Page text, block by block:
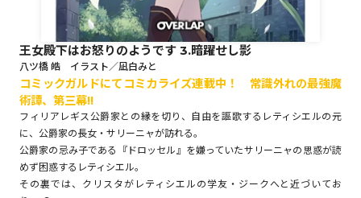
コミックガルド
コミッククリエ
王女殿下はお怒りのようです 3.暗躍せし影
八ツ橋 皓 イラスト／凪白みと
コミックガルドにてコミカライズ連載中！ 常識外れの最強魔
術譚、第三幕!!
フィリアレギス公爵家との縁を切り、自由を謳歌するレティシエルの元
に、公爵家の長女・サリーニャが訪れる。
公爵家の忌み子である『ドロッセル』を嫌っていたサリーニャの思惑が読
めず困惑するレティシエル。
その裏では、クリスタがレティシエルの学友・ジークへと近づいてお